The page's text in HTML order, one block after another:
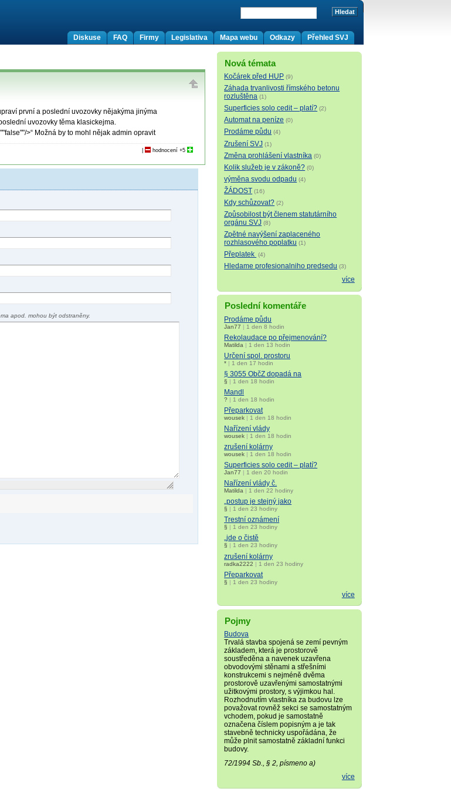
Přehled SVJ
Odkazy
Mapa webu
Legislativa
Firmy
FAQ
Diskuse
Nová témata
Kočárek před HUP (9)
Záhada trvanlivosti římského betonu
rozluštěna (1)
Superficies solo cedit – platí? (2)
Automat na peníze (0)
Prodáme půdu (4)
Zrušení SVJ (1)
Změna prohlášení vlastníka (0)
Kolik služeb je v zákoně? (0)
výměna svodu odpadu (4)
ŽÁDOST (16)
Kdy schůzovat? (2)
Způsobilost být členem statutárního
orgánu SVJ (8)
Zpětné navýšení zaplaceného
rozhlasového poplatku (1)
Přeplatek (4)
Hledame profesionalniho predsedu (3)
více
Poslední komentáře
Prodáme půdu
Jan77 | 1 den 8 hodin
Rekolaudace po přejmenování?
Matilda | 1 den 13 hodin
Určení spol. prostoru
* | 1 den 17 hodin
§ 3055 ObčZ dopadá na
§ | 1 den 18 hodin
Mandl
? | 1 den 18 hodin
Přeparkovat
wousek | 1 den 18 hodin
Nařízení vlády
wousek | 1 den 18 hodin
zrušení kolárny
wousek | 1 den 18 hodin
Superficies solo cedit – platí?
Jan77 | 1 den 20 hodin
Nařízení vlády č.
Matilda | 1 den 22 hodiny
„postup je stejný jako
§ | 1 den 23 hodiny
Trestní oznámení
§ 1 den 23 hodiny
„jde o čistě
§ 1 den 23 hodiny
zrušení kolárny
radka2222 | 1 den 23 hodiny
Přeparkovat
§ | 1 den 23 hodiny
více
Pojmy
Budova
Trvalá stavba spojená se zemí pevným
základem, která je prostorově
soustředěna a navenek uzavřena
obvodovými stěnami a střešními
konstrukcemi s nejméně dvěma
prostorově uzavřenými samostatnými
užitkovými prostory, s výjimkou hal.
Rozhodnutím vlastníka za budovu lze
považovat rovněž sekci se samostatným
vchodem, pokud je samostatně
označena číslem popisným a je tak
stavebně technicky uspořádána, že
může plnit samostatně základní funkci
budovy.
72/1994 Sb., § 2, písmeno a)
více
první a poslední uvozovky nějakýma jinýma
uvozovky těma klasickejma.
>“ Možná by to mohl nějak admin opravit
hodnocení +5
apod. mohou být odstraněny.